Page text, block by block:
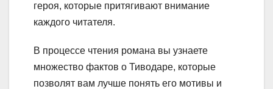
героя, которые притягивают внимание
каждого читателя.
В процессе чтения романа вы узнаете
множество фактов о Тиводаре, которые
позволят вам лучше понять его мотивы и